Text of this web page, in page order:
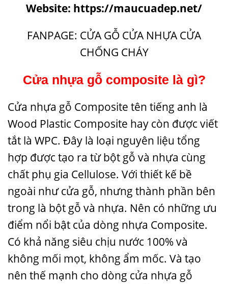
Website: https://maucuadep.net/
FANPAGE: CỬA GỖ CỬA NHỰA CỬA
CHỐNG CHÁY
Cửa nhựa gỗ composite là gì?
Cửa nhựa gỗ Composite tên tiếng anh là
Wood Plastic Composite hay còn được viết
tắt là WPC. Đây là loại nguyên liệu tổng
hợp được tạo ra từ bột gỗ và nhựa cùng
chất phụ gia Cellulose. Với thiết kế bề
ngoài như cửa gỗ, nhưng thành phần bên
trong là bột gỗ và nhựa. Nên có những ưu
điểm nổi bật của dòng nhựa Composite.
Có khả năng siêu chịu nước 100% và
không mối mọt, không ẩm mốc. Và tạo
nên thế mạnh cho dòng cửa nhựa gỗ